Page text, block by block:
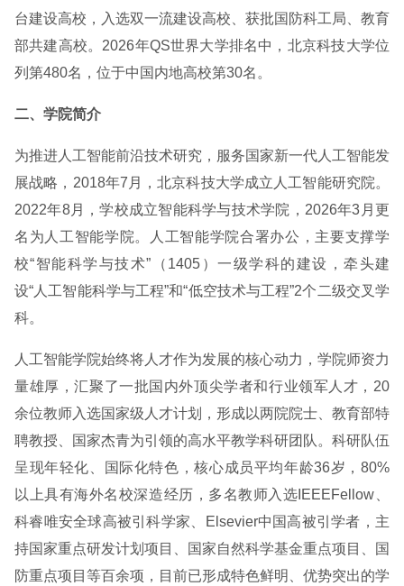
台建设高校，入选双一流建设高校、获批国防科工局、教育
部共建高校。2026年QS世界大学排名中，北京科技大学位
列第480名，位于中国内地高校第30名。
二、学院简介
为推进人工智能前沿技术研究，服务国家新一代人工智能发
展战略，2018年7月，北京科技大学成立人工智能研究院。
2022年8月，学校成立智能科学与技术学院，2026年3月更
名为人工智能学院。人工智能学院合署办公，主要支撑学
校“智能科学与技术”（1405）一级学科的建设，牵头建
设“人工智能科学与工程”和“低空技术与工程”2个二级交叉学
科。
人工智能学院始终将人才作为发展的核心动力，学院师资力
量雄厚，汇聚了一批国内外顶尖学者和行业领军人才，20
余位教师入选国家级人才计划，形成以两院院士、教育部特
聘教授、国家杰青为引领的高水平教学科研团队。科研队伍
呈现年轻化、国际化特色，核心成员平均年龄36岁，80%
以上具有海外名校深造经历，多名教师入选IEEEFellow、
科睿唯安全球高被引科学家、Elsevier中国高被引学者，主
持国家重点研发计划项目、国家自然科学基金重点项目、国
防重点项目等百余项，目前已形成特色鲜明、优势突出的学